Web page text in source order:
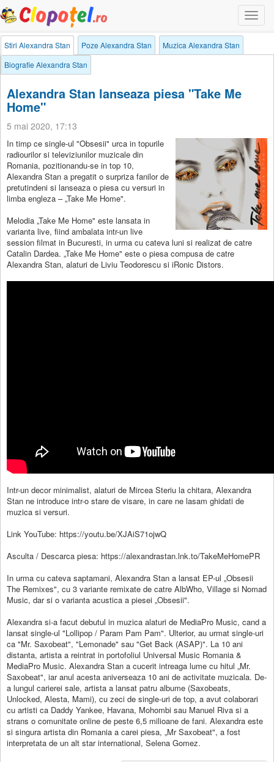
Stiri Alexandra Stan Poze Alexandra Stan
Muzica Alexandra Stan
Biografie Alexandra Stan
Alexandra Stan lanseaza piesa "Take Me
Home"
5 mai 2020, 17:13
In timp ce single-ul "Obsesii" urca in topurile
radiourilor si televiziunilor muzicale din
Romania, pozitionandu-se in top 10,
Alexandra Stan a pregatit o surpriza fanilor de
pretutindeni si lanseaza o piesa cu versuri in
limba engleza – „Take Me Home".
Melodia „Take Me Home" este lansata in
varianta live, fiind ambalata intr-un live
session filmat in Bucuresti, in urma cu cateva luni si realizat de catre
Catalin Dardea. „Take Me Home" este o piesa compusa de catre
Alexandra Stan, alaturi de Liviu Teodorescu si iRonic Distors.
Intr-un decor minimalist, alaturi de Mircea Steriu la chitara, Alexandra
Stan ne introduce intr-o stare de visare, in care ne lasam ghidati de
muzica si versuri.
Link YouTube: https://youtu.be/XJAiS71ojwQ
Asculta / Descarca piesa: https://alexandrastan.lnk.to/TakeMeHomePR
In urma cu cateva saptamani, Alexandra Stan a lansat EP-ul „Obsesii
The Remixes", cu 3 variante remixate de catre AlbWho, Village si Nomad
Music, dar si o varianta acustica a piesei „Obsesii".
Alexandra si-a facut debutul in muzica alaturi de MediaPro Music, cand a
lansat single-ul "Lollipop / Param Pam Pam". Ulterior, au urmat single-uri
ca "Mr. Saxobeat", "Lemonade" sau "Get Back (ASAP)". La 10 ani
distanta, artista a reintrat in portofoliul Universal Music Romania &
MediaPro Music. Alexandra Stan a cucerit intreaga lume cu hitul „Mr.
Saxobeat", iar anul acesta aniverseaza 10 ani de activitate muzicala. De-
a lungul carierei sale, artista a lansat patru albume (Saxobeats,
Unlocked, Alesta, Mami), cu zeci de single-uri de top, a avut colaborari
cu artisti ca Daddy Yankee, Havana, Mohombi sau Manuel Riva si a
strans o comunitate online de peste 6,5 milioane de fani. Alexandra este
si singura artista din Romania a carei piesa, „Mr Saxobeat", a fost
interpretata de un alt star international, Selena Gomez.